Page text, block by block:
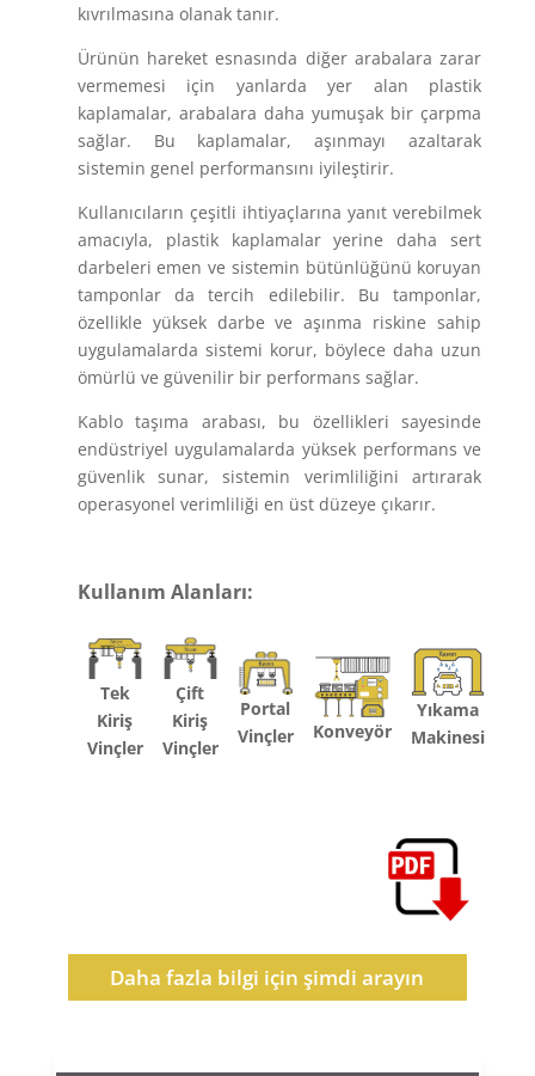
kıvrılmasına olanak tanır.
Ürünün hareket esnasında diğer arabalara zarar
vermemesi için yanlarda yer alan plastik
kaplamalar, arabalara daha yumuşak bir çarpma
sağlar. Bu kaplamalar, aşınmayı azaltarak
sistemin genel performansını iyileştirir.
Kullanıcıların çeşitli ihtiyaçlarına yanıt verebilmek
amacıyla, plastik kaplamalar yerine daha sert
darbeleri emen ve sistemin bütünlüğünü koruyan
tamponlar da tercih edilebilir. Bu tamponlar,
özellikle yüksek darbe ve aşınma riskine sahip
uygulamalarda sistemi korur, böylece daha uzun
ömürlü ve güvenilir bir performans sağlar.
Kablo taşıma arabası, bu özellikleri sayesinde
endüstriyel uygulamalarda yüksek performans ve
güvenlik sunar, sistemin verimliliğini artırarak
operasyonel verimliliği en üst düzeye çıkarır.
Kullanım Alanları:
Tek
Kiriş
Vinçler
Çift
Kiriş
Vinçler
Portal
Vinçler
Konveyör
Yıkama
Makinesi
Daha fazla bilgi için şimdi arayın